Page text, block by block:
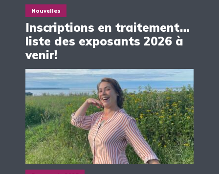
Nouvelles
Inscriptions en traitement…
liste des exposants 2026 à
venir!